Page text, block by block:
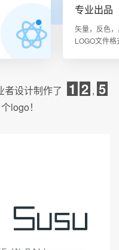
专业出品
矢量，反色
LOGO文件
设计制作了 1 2 , 5
个logo！